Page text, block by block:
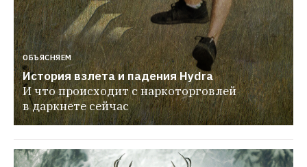
ОБЪЯСНЯЕМ
История взлета и падения Hydra
И что происходит с наркоторговлей
в даркнете сейчас